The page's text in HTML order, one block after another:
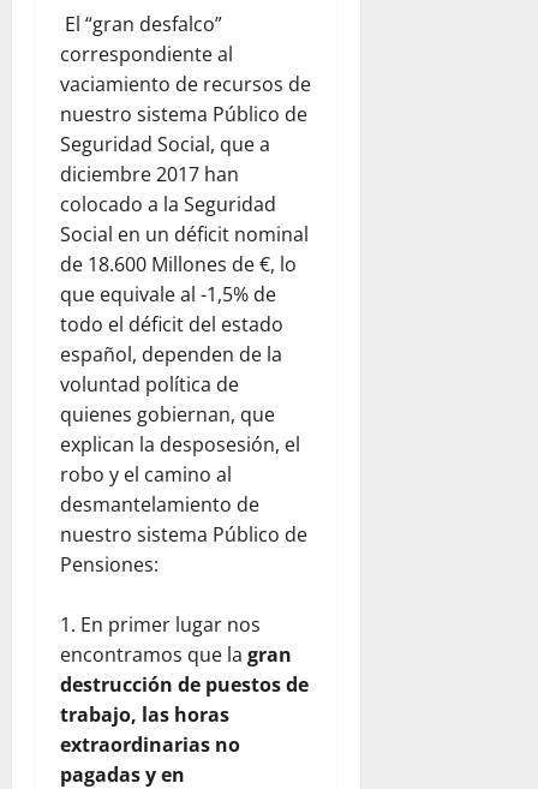
El “gran desfalco”
correspondiente al
vaciamiento de recursos de
nuestro sistema Público de
Seguridad Social, que a
diciembre 2017 han
colocado a la Seguridad
Social en un déficit nominal
de 18.600 Millones de €, lo
que equivale al -1,5% de
todo el déficit del estado
español, dependen de la
voluntad política de
quienes gobiernan, que
explican la desposesión, el
robo y el camino al
desmantelamiento de
nuestro sistema Público de
Pensiones:
En primer lugar nos
encontramos que la gran
destrucción de puestos de
trabajo, las horas
extraordinarias no
pagadas y en